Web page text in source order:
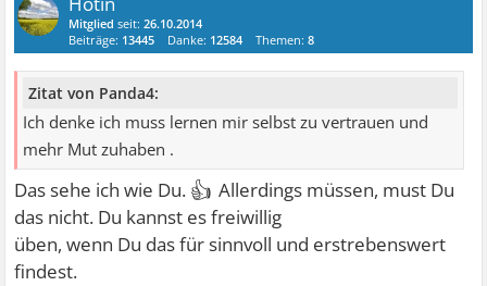
Mitglied seit:26.10.2014
Beiträge: 13445 Danke: 12584 Themen:8
Zitat von Panda4:
Ich denke ich muss lernen mir selbst zu vertrauen und
mehr Mut zuhaben .
Das sehe ich wie Du. 👍 Allerdings müssen, must Du
das nicht. Du kannst es freiwillig
üben, wenn Du das für sinnvoll und erstrebenswert
findest.